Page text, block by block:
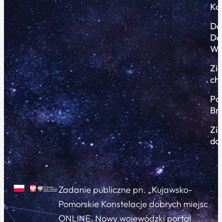
Zadanie publiczne pn. „Kujawsko-
Pomorskie Konstelacje dobrych miejsc
ONLINE. Nowy wojewódzki portal